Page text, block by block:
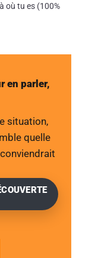
où tu es (100%
en parler,
situation,
quelle